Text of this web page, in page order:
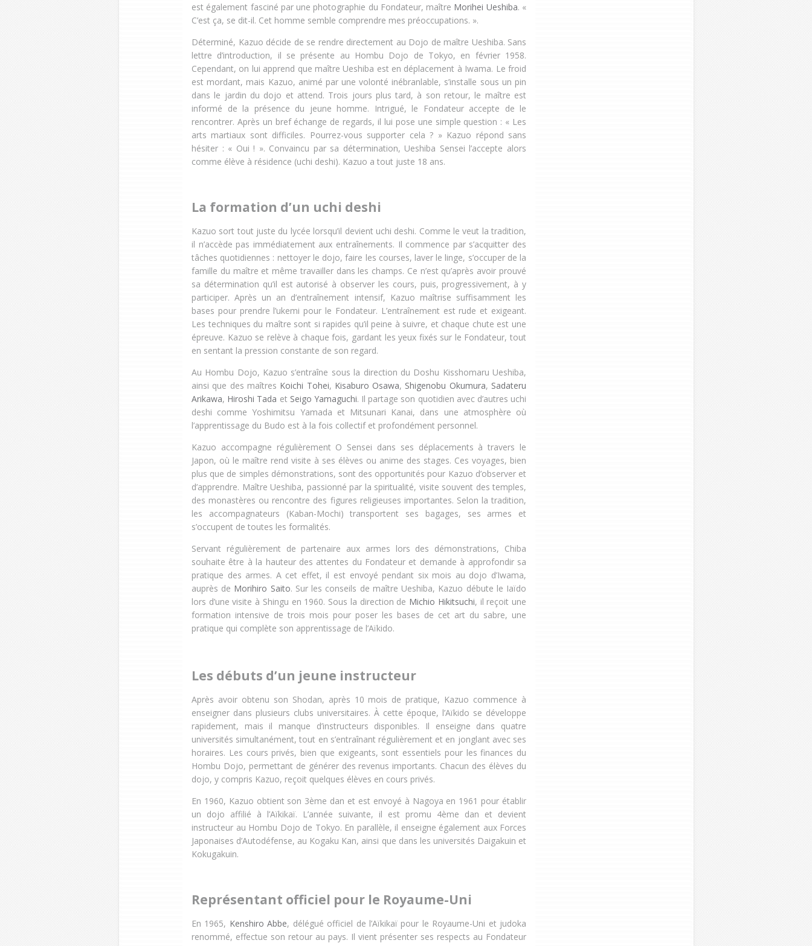
est également fasciné par une photographie du Fondateur, maître Morihei Ueshiba. «
C’est ça, se dit-il. Cet homme semble comprendre mes préoccupations. ».
Déterminé, Kazuo décide de se rendre directement au Dojo de maître Ueshiba. Sans
lettre d’introduction, il se présente au Hombu Dojo de Tokyo, en février 1958.
Cependant, on lui apprend que maître Ueshiba est en déplacement à Iwama. Le froid
est mordant, mais Kazuo, animé par une volonté inébranlable, s’installe sous un pin
dans le jardin du dojo et attend. Trois jours plus tard, à son retour, le maître est
informé de la présence du jeune homme. Intrigué, le Fondateur accepte de le
rencontrer. Après un bref échange de regards, il lui pose une simple question : « Les
arts martiaux sont difficiles. Pourrez-vous supporter cela ? » Kazuo répond sans
hésiter : « Oui ! ». Convaincu par sa détermination, Ueshiba Sensei l’accepte alors
comme élève à résidence (uchi deshi). Kazuo a tout juste 18 ans.
La formation d’un uchi deshi
Kazuo sort tout juste du lycée lorsqu’il devient uchi deshi. Comme le veut la tradition,
il n’accède pas immédiatement aux entraînements. Il commence par s’acquitter des
tâches quotidiennes : nettoyer le dojo, faire les courses, laver le linge, s’occuper de la
famille du maître et même travailler dans les champs. Ce n’est qu’après avoir prouvé
sa détermination qu’il est autorisé à observer les cours, puis, progressivement, à y
participer. Après un an d’entraînement intensif, Kazuo maîtrise suffisamment les
bases pour prendre l’ukemi pour le Fondateur. L’entraînement est rude et exigeant.
Les techniques du maître sont si rapides qu’il peine à suivre, et chaque chute est une
épreuve. Kazuo se relève à chaque fois, gardant les yeux fixés sur le Fondateur, tout
en sentant la pression constante de son regard.
Au Hombu Dojo, Kazuo s’entraîne sous la direction du Doshu Kisshomaru Ueshiba,
ainsi que des maîtres Koichi Tohei, Kisaburo Osawa, Shigenobu Okumura, Sadateru
Arikawa, Hiroshi Tada et Seigo Yamaguchi. Il partage son quotidien avec d’autres uchi
deshi comme Yoshimitsu Yamada et Mitsunari Kanai, dans une atmosphère où
l’apprentissage du Budo est à la fois collectif et profondément personnel.
Kazuo accompagne régulièrement O Sensei dans ses déplacements à travers le
Japon, où le maître rend visite à ses élèves ou anime des stages. Ces voyages, bien
plus que de simples démonstrations, sont des opportunités pour Kazuo d’observer et
d’apprendre. Maître Ueshiba, passionné par la spiritualité, visite souvent des temples,
des monastères ou rencontre des figures religieuses importantes. Selon la tradition,
les accompagnateurs (Kaban-Mochi) transportent ses bagages, ses armes et
s’occupent de toutes les formalités.
Servant régulièrement de partenaire aux armes lors des démonstrations, Chiba
souhaite être à la hauteur des attentes du Fondateur et demande à approfondir sa
pratique des armes. A cet effet, il est envoyé pendant six mois au dojo d’Iwama,
auprès de Morihiro Saito. Sur les conseils de maître Ueshiba, Kazuo débute le Iaïdo
lors d’une visite à Shingu en 1960. Sous la direction de Michio Hikitsuchi, il reçoit une
formation intensive de trois mois pour poser les bases de cet art du sabre, une
pratique qui complète son apprentissage de l’Aïkido.
Les débuts d’un jeune instructeur
Après avoir obtenu son Shodan, après 10 mois de pratique, Kazuo commence à
enseigner dans plusieurs clubs universitaires. À cette époque, l’Aïkido se développe
rapidement, mais il manque d’instructeurs disponibles. Il enseigne dans quatre
universités simultanément, tout en s’entraînant régulièrement et en jonglant avec ses
horaires. Les cours privés, bien que exigeants, sont essentiels pour les finances du
Hombu Dojo, permettant de générer des revenus importants. Chacun des élèves du
dojo, y compris Kazuo, reçoit quelques élèves en cours privés.
En 1960, Kazuo obtient son 3ème dan et est envoyé à Nagoya en 1961 pour établir
un dojo affilié à l’Aïkikaï. L’année suivante, il est promu 4ème dan et devient
instructeur au Hombu Dojo de Tokyo. En parallèle, il enseigne également aux Forces
Japonaises d’Autodéfense, au Kogaku Kan, ainsi que dans les universités Daigakuin et
Kokugakuin.
Représentant officiel pour le Royaume-Uni
En 1965, Kenshiro Abbe, délégué officiel de l’Aïkikaï pour le Royaume-Uni et judoka
renommé, effectue son retour au pays. Il vient présenter ses respects au Fondateur